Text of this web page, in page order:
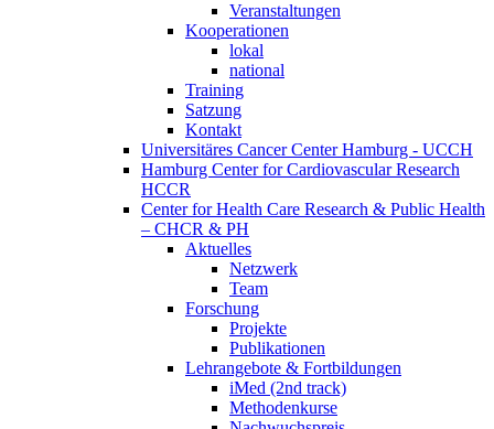
Veranstaltungen
Kooperationen
lokal
national
Training
Satzung
Kontakt
Universitäres Cancer Center Hamburg - UCCH
Hamburg Center for Cardiovascular Research
HCCR
Center for Health Care Research & Public Health
– CHCR & PH
Aktuelles
Netzwerk
Team
Forschung
Projekte
Publikationen
Lehrangebote & Fortbildungen
iMed (2nd track)
Methodenkurse